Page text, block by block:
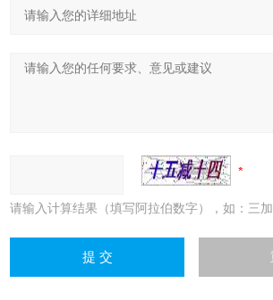
请输入计算结果（填写阿拉伯数字），如：三